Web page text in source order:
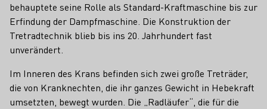
behauptete seine Rolle als Standard-Kraftmaschine bis zur
Erfindung der Dampfmaschine. Die Konstruktion der
Tretradtechnik blieb bis ins 20. Jahrhundert fast
unverändert.
Im Inneren des Krans befinden sich zwei große Treträder,
die von Kranknechten, die ihr ganzes Gewicht in Hebekraft
umsetzten, bewegt wurden. Die „Radläufer“, die für die